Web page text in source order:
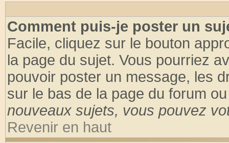
Comment puis-je poster un
Facile, cliquez sur le bouton
la page du sujet. Vous pourriez
pouvoir poster un message, les
sur le bas de la page du forum
nouveaux sujets, vous pouvez
Revenir en haut